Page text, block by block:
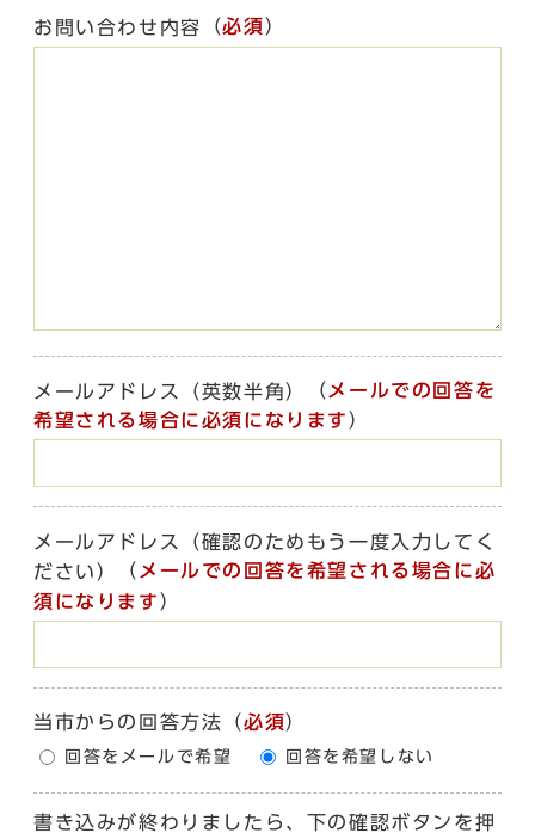
お問い合わせ内容 （必須）
メールアドレス（英数半角） （ メールでの回答を
希望される場合に必須になります ）
メールアドレス（確認のためもう一度入力してく
ださい）
（ メールでの回答を希望される場合に必
須になります ）
当市からの回答方法 （必須）
回答をメールで希望 回答を希望しない
書き込みが終わりましたら、下の確認ボタンを押